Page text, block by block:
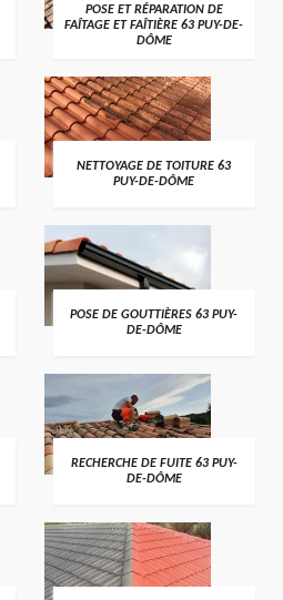
POSE ET RÉPARATION DE
FAÎTAGE ET FAÎTIÈRE 63 PUY-DE-
DÔME
NETTOYAGE DE TOITURE 63
PUY-DE-DÔME
POSE DE GOUTTIÈRES 63 PUY-
DE-DÔME
RECHERCHE DE FUITE 63 PUY-
DE-DÔME